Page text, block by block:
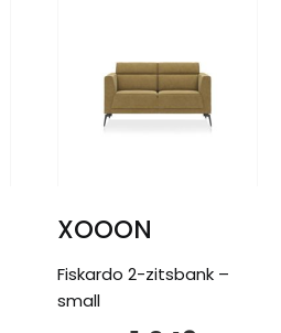
XOOON
Fiskardo 2-zitsbank –
small